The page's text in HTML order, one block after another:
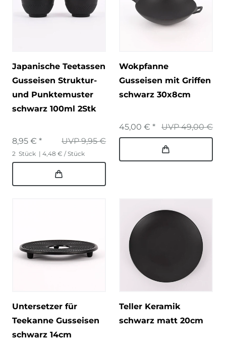
Japanische Teetassen
Gusseisen Struktur-
und Punktemuster
schwarz 100ml 2Stk
UVP 9,95 €
8,95 € *
2 Stück | 4,48 € / Stück
Wokpfanne
Gusseisen mit Griffen
schwarz 30x8cm
UVP 49,00 €
45,00 € *
Untersetzer für
Teekanne Gusseisen
schwarz 14cm
Teller Keramik
schwarz matt 20cm